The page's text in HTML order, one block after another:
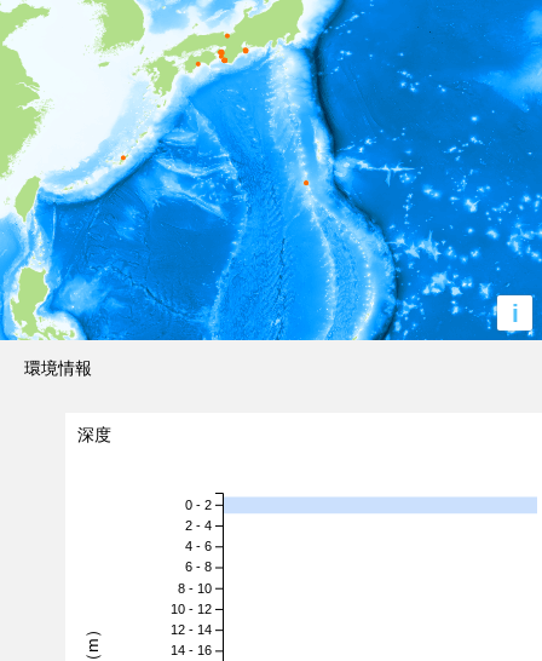
i
環境情報
深度
0 - 2
2 - 4
4 - 6
6 - 8
8 - 10
10 - 12
12 - 14
14 - 16